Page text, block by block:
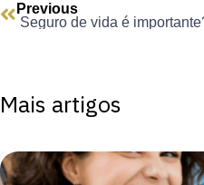
Previous
Seguro de vida é
Mais artigos